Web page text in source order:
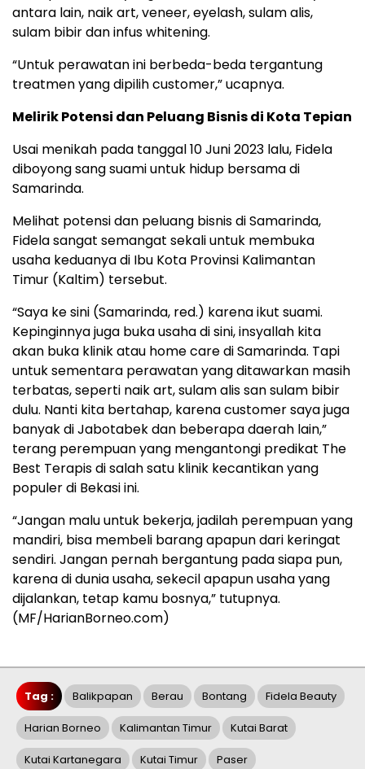
antara lain, naik art, veneer, eyelash, sulam alis,
sulam bibir dan infus whitening.
“Untuk perawatan ini berbeda-beda tergantung
treatmen yang dipilih customer,” ucapnya.
Melirik Potensi dan Peluang Bisnis di Kota Tepian
Usai menikah pada tanggal 10 Juni 2023 lalu, Fidela
diboyong sang suami untuk hidup bersama di
Samarinda.
Melihat potensi dan peluang bisnis di Samarinda,
Fidela sangat semangat sekali untuk membuka
usaha keduanya di Ibu Kota Provinsi Kalimantan
Timur (Kaltim) tersebut.
“Saya ke sini (Samarinda, red.) karena ikut suami.
Kepinginnya juga buka usaha di sini, insyallah kita
akan buka klinik atau home care di Samarinda. Tapi
untuk sementara perawatan yang ditawarkan masih
terbatas, seperti naik art, sulam alis san sulam bibir
dulu. Nanti kita bertahap, karena customer saya juga
banyak di Jabotabek dan beberapa daerah lain,”
terang perempuan yang mengantongi predikat The
Best Terapis di salah satu klinik kecantikan yang
populer di Bekasi ini.
“Jangan malu untuk bekerja, jadilah perempuan yang
mandiri, bisa membeli barang apapun dari keringat
sendiri. Jangan pernah bergantung pada siapa pun,
karena di dunia usaha, sekecil apapun usaha yang
dijalankan, tetap kamu bosnya,” tutupnya.
(MF/HarianBorneo.com)
Tag : Balikpapan Berau Bontang Fidela Beauty
Harian Borneo Kalimantan Timur Kutai Barat
Kutai Kartanegara Kutai Timur Paser